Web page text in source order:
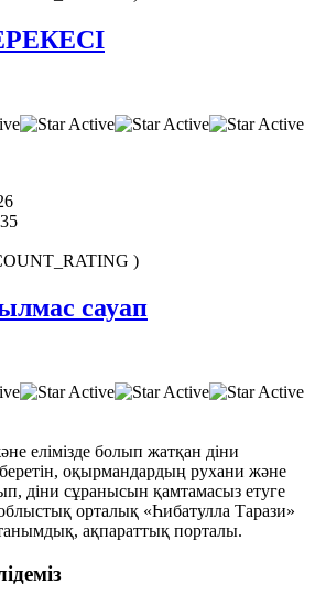
)
сауап
елімізде болып жатқан діни
оқырмандардың рухани және
діни сұранысын қамтамасыз етуге
орталық «Һибатулла Тарази»
ақпараттық порталы.